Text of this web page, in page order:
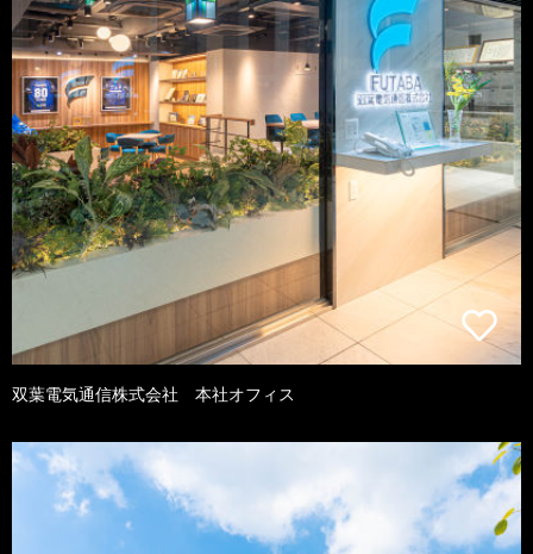
双葉電気通信株式会社 本社オフィス